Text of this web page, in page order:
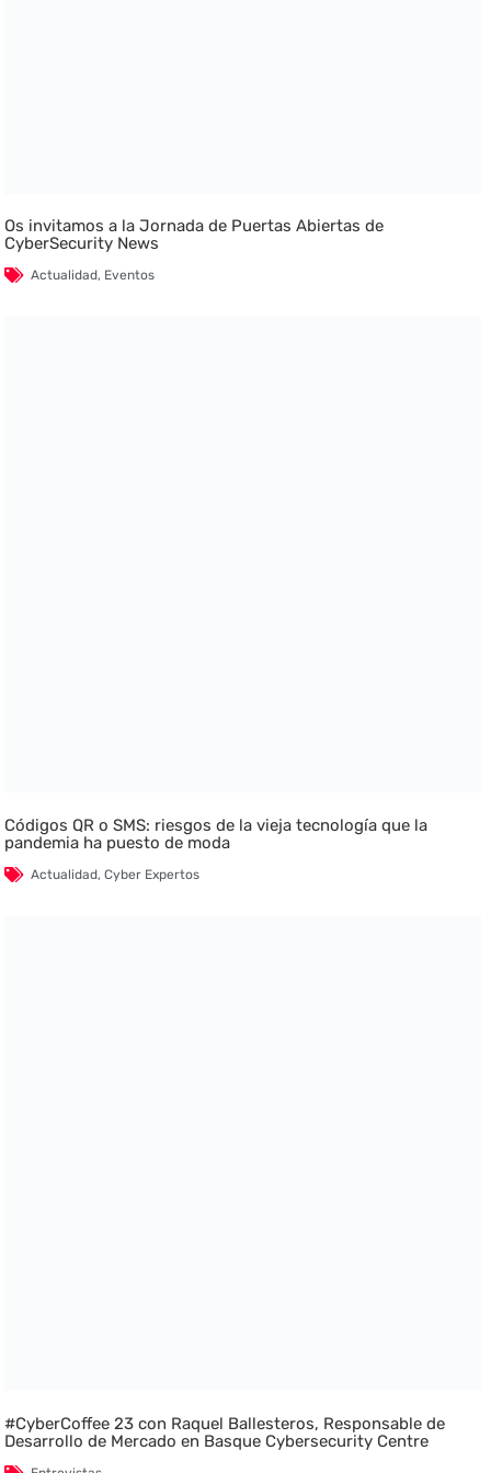
Os invitamos a la Jornada de Puertas Abiertas de
CyberSecurity News
Actualidad, Eventos
Códigos QR o SMS: riesgos de la vieja tecnología que la
pandemia ha puesto de moda
Actualidad,Cyber Expertos
#CyberCoffee 23 con Raquel Ballesteros, Responsable de
Desarrollo de Mercado en Basque Cybersecurity Centre